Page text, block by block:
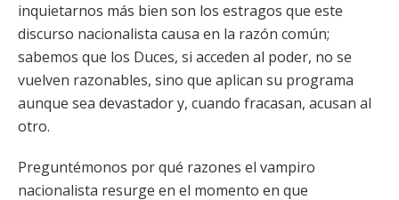
inquietarnos más bien son los estragos que este
discurso nacionalista causa en la razón común;
sabemos que los Duces, si acceden al poder, no se
vuelven razonables, sino que aplican su programa
aunque sea devastador y, cuando fracasan, acusan al
otro.
Preguntémonos por qué razones el vampiro
nacionalista resurge en el momento en que